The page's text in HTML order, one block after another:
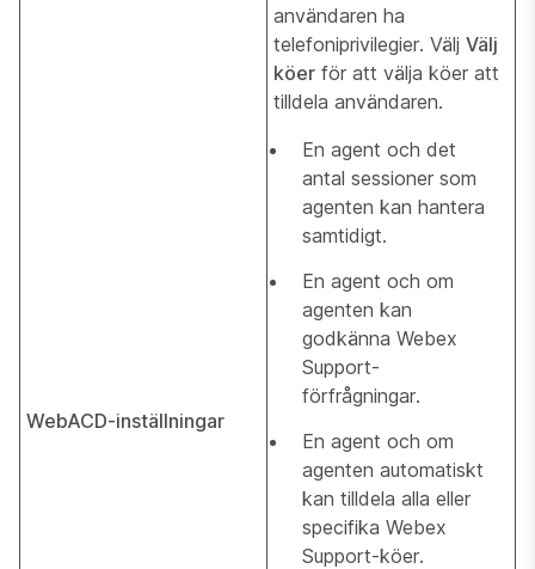
WebACD-inställningar
användaren ha
telefoniprivilegier. Välj Välj
köer för att välja köer att
tilldela användaren.
En agent och det
antal sessioner som
agenten kan hantera
samtidigt.
En agent och om
agenten kan
godkänna Webex
Support-
förfrågningar.
En agent och om
agenten automatiskt
kan tilldela alla eller
specifika Webex
Support-köer.